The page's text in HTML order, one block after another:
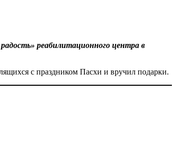
реабилитационного центра в
с праздником Пасхи и вручил подарки.